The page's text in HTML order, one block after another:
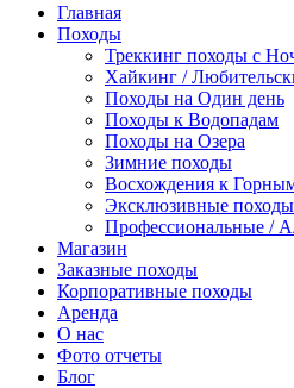
Главная
Походы
Треккинг походы с
Хайкинг /
Походы на Один день
Походы к Водопадам
Походы на Озера
Зимние походы
Восхождения к
Эксклюзивные походы
Профессиональные /
Магазин
Заказные походы
Корпоративные походы
Аренда
О нас
Фото отчеты
Блог